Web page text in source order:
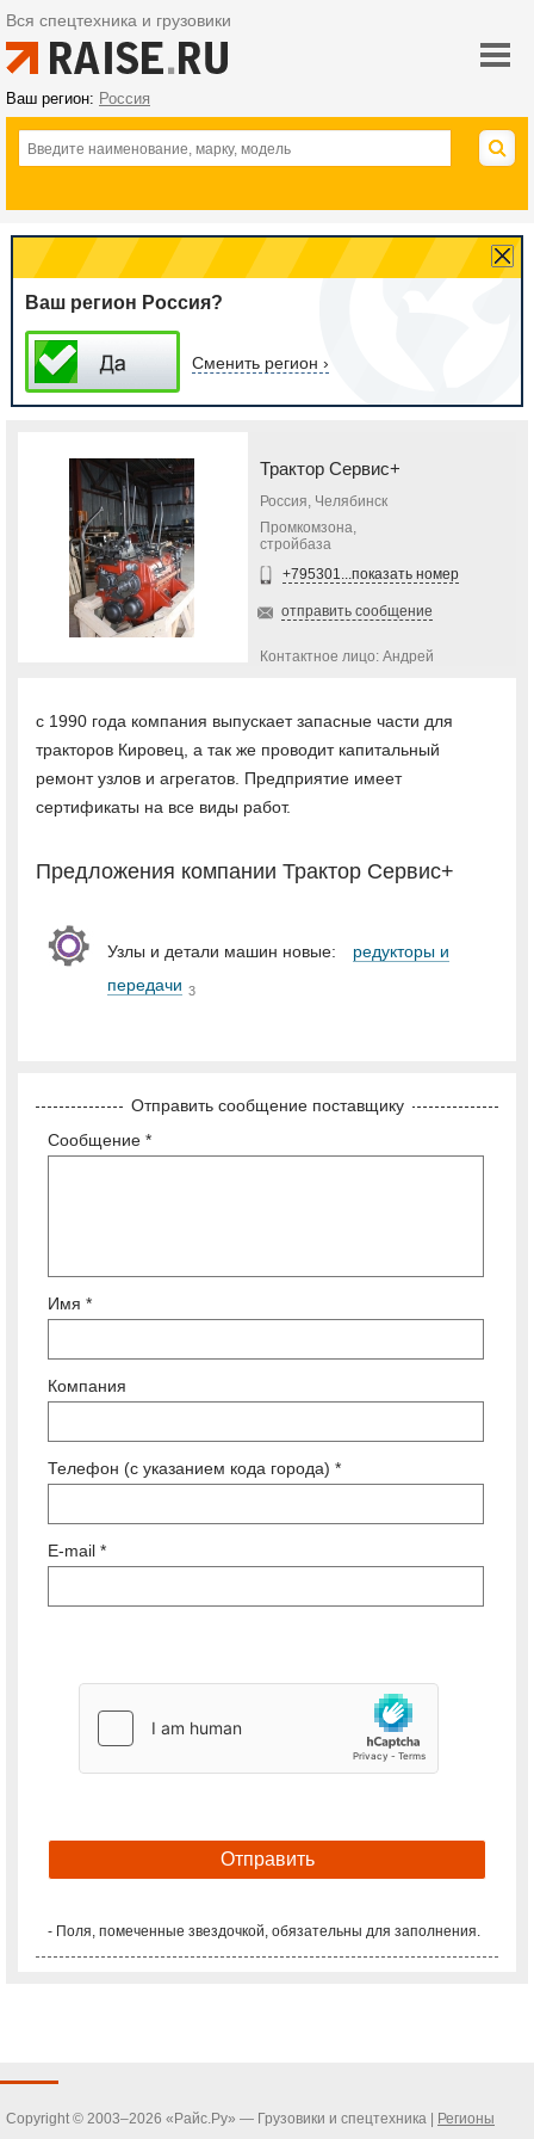
Вся спецтехника и грузовики
Ваш регион: Россия
Ваш регион Россия?
Сменить регион ›
Трактор Сервис+
Россия, Челябинск
Промкомзона,
стройбаза
+795301...показать номер
отправить сообщение
Контактное лицо: Андрей
с 1990 года компания выпускает запасные части для
тракторов Кировец, а так же проводит капитальный
ремонт узлов и агрегатов. Предприятие имеет
сертификаты на все виды работ.
Предложения компании Трактор Сервис+
Узлы и детали машин новые:
редукторы и
передачи 3
Отправить сообщение поставщику
Сообщение *
Имя *
Компания
Телефон (с указанием кода города) *
E-mail *
- Поля, помеченные звездочкой, обязательны для заполнения.
Copyright © 2003–2026 «Райс.Ру» — Грузовики и спецтехника | Регионы